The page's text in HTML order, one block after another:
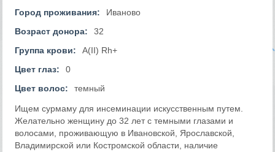
Город проживания:
Иваново
Возраст донора:
32
Группа крови:
A(II) Rh+
Цвет глаз:
0
Цвет волос:
темный
Ищем сурмаму для инсеминации искусственным путем.
Желательно женщину до 32 лет с темными глазами и
волосами, проживающую в Ивановской, Ярославской,
Владимирской или Костромской области, наличие